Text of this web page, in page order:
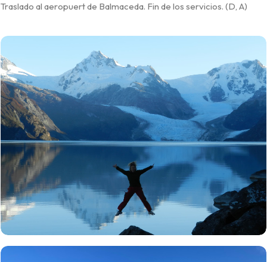
Traslado al aeropuert de Balmaceda. Fin de los servicios. (D, A)